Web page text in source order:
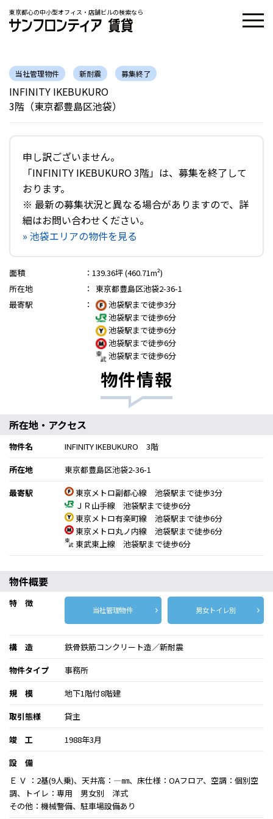
東京都心の中小型オフィス・店舗ビルの検索なら
当社管理物件 新耐震 募集終了
INFINITY IKEBUKURO
3階（東京都豊島区池袋）
申し訳ございません。
「INFINITY IKEBUKURO 3階」は、募集を終了して
おります。
※ 最新の募集状況と異なる場合がありますので、詳
細はお問い合わせください。
» 池袋エリアの物件を見る
面積 ： 139.36坪 (460.71m²)
所在地
：
東京都豊島区池袋2-36-1
最寄駅
：
池袋駅まで徒歩3分
池袋駅まで徒歩6分
池袋駅まで徒歩6分
池袋駅まで徒歩6分
池袋駅まで徒歩6分
物件情報
所在地・アクセス
物件名
INFINITY IKEBUKURO 3階
所在地
東京都豊島区池袋2-36-1
最寄駅
東京メトロ副都心線 池袋駅まで徒歩3分
ＪＲ山手線 池袋駅まで徒歩6分
東京メトロ有楽町線 池袋駅まで徒歩6分
東京メトロ丸ノ内線 池袋駅まで徒歩6分
東武東上線 池袋駅まで徒歩6分
物件概要
特 徴
当社管理物件 男女トイレ別
構 造
鉄骨鉄筋コンクリート造／新耐震
物件タイプ
事務所
規 模
地下1階付8階建
取引態様
貸主
竣 工
1988年3月
設 備
Ｅ Ｖ ：2基(9人乗)、天井高：―㎜、床仕様：OAフロア、空調：個別空
調、トイレ：専用 男女別 洋式
その他：機械警備、駐車場設備あり